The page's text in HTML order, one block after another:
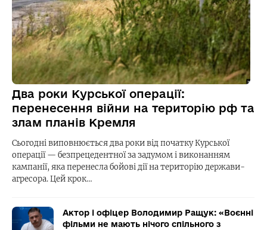
Два роки Курської операції:
перенесення війни на територію рф та
злам планів Кремля
Сьогодні виповнюється два роки від початку Курської
операції — безпрецедентної за задумом і виконанням
кампанії, яка перенесла бойові дії на територію держави-
агресора. Цей крок…
Актор і офіцер Володимир Ращук: «Воєнні
фільми не мають нічого спільного з